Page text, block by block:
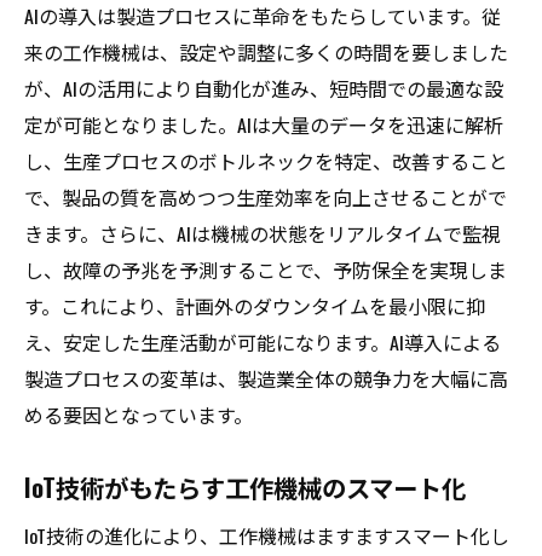
AIの導入は製造プロセスに革命をもたらしています。従
来の工作機械は、設定や調整に多くの時間を要しました
が、AIの活用により自動化が進み、短時間での最適な設
定が可能となりました。AIは大量のデータを迅速に解析
し、生産プロセスのボトルネックを特定、改善すること
で、製品の質を高めつつ生産効率を向上させることがで
きます。さらに、AIは機械の状態をリアルタイムで監視
し、故障の予兆を予測することで、予防保全を実現しま
す。これにより、計画外のダウンタイムを最小限に抑
え、安定した生産活動が可能になります。AI導入による
製造プロセスの変革は、製造業全体の競争力を大幅に高
める要因となっています。
IoT技術がもたらす工作機械のスマート化
IoT技術の進化により、工作機械はますますスマート化し